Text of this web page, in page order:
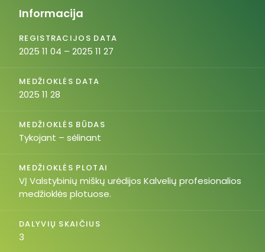
Informacija
REGISTRACIJOS DATA
2025 11 04 – 2025 11 27
MEDŽIOKLĖS DATA
2025 11 28
MEDŽIOKLĖS BŪDAS
Tykojant – sėlinant
MEDŽIOKLĖS PLOTAI
VĮ Valstybinių miškų urėdijos Kalvelių profesionalios
medžioklės plotuose.
DALYVIŲ SKAIČIUS
3